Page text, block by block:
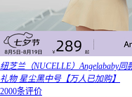
纽芝兰（NUCELLE）Angelababy
礼物 星尘黑中号【万人已加购】
2000条评价